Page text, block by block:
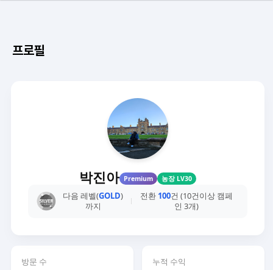
프로필
박진아 Premium 농장 LV30
다음 레벨(GOLD)
까지
전환 100건 (10건이상 캠페
인 3개)
방문 수 누적 수익